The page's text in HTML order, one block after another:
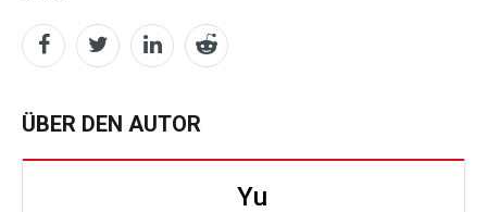
ÜBER DEN AUTOR
Yu